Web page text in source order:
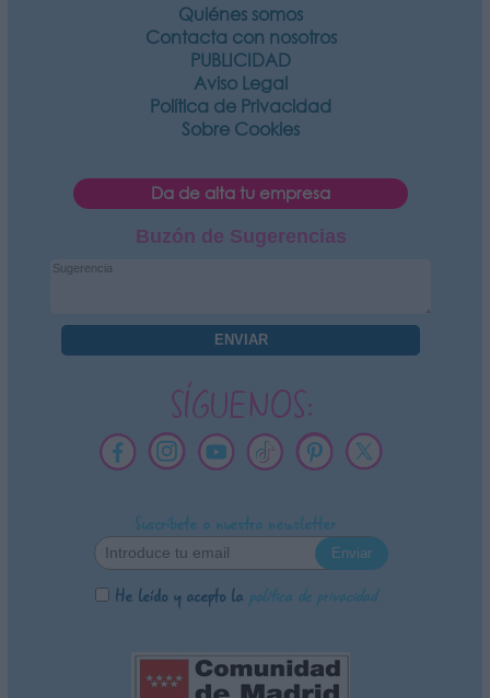
Quiénes somos
Contacta con nosotros
PUBLICIDAD
Aviso Legal
Política de Privacidad
Sobre Cookies
Da de alta tu empresa
Buzón de Sugerencias
SÍGUENOS:
Suscríbete a nuestra newsletter
He leído y acepto la política de privacidad